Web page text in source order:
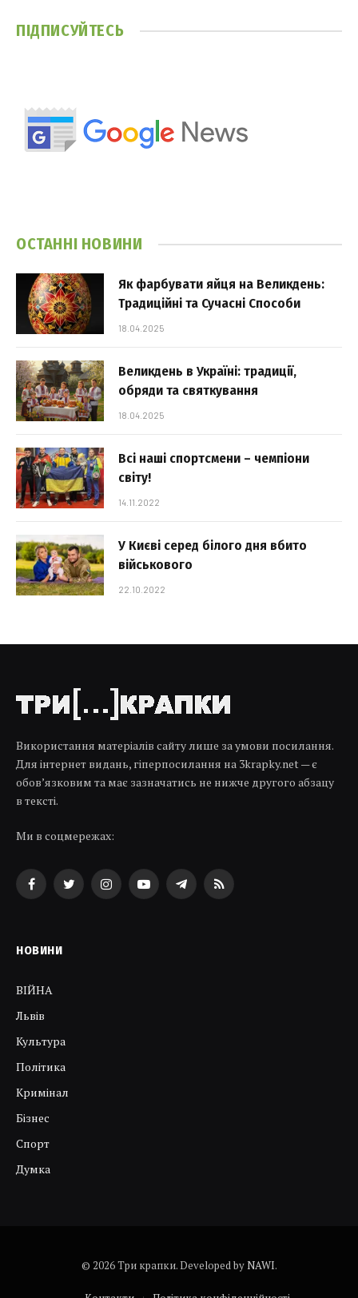
ПІДПИСУЙТЕСЬ
ОСТАННІ НОВИНИ
Як фарбувати яйця на Великдень:
Традиційні та Сучасні Способи
18.04.2025
Великдень в Україні: традиції,
обряди та святкування
18.04.2025
Всі наші спортсмени – чемпіони
світу!
14.11.2022
У Києві серед білого дня вбито
військового
22.10.2022
Використання матеріалів сайту лише за умови посилання.
Для інтернет видань, гіперпосилання на 3krapky.net — є
обов’язковим та має зазначатись не нижче другого абзацу
в тексті.
Ми в соцмережах:
FacebookTwitterInstagramYouTubeTelegramRSS
НОВИНИ
ВІЙНА
Львів
Культура
Політика
Кримінал
Бізнес
Спорт
Думка
© 2026 Три крапки. Developed byNAWI.